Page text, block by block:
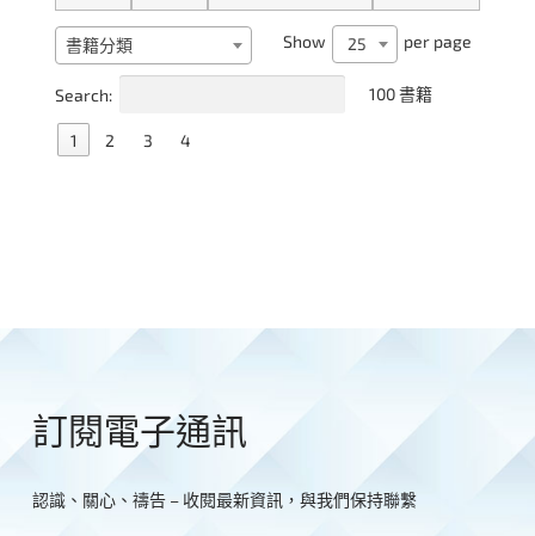
書籍分類 Show 25 per page
Search: 100 書籍
1 2 3 4
訂閱電子通訊
認識、關心、禱告 – 收閱最新資訊，與我們保持聯繫